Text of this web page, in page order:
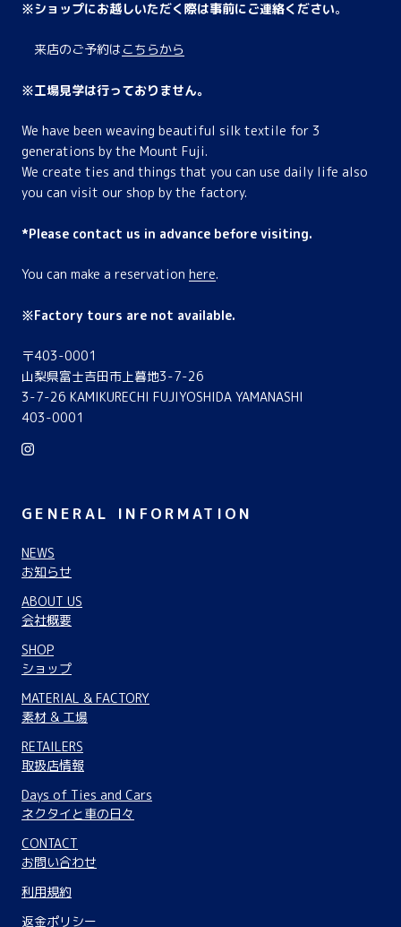
※ショップにお越しいただく際は事前にご連絡ください。
来店のご予約はこちらから
※工場見学は行っておりません。
We have been weaving beautiful silk textile for 3
generations by the Mount Fuji.
We create ties and things that you can use daily life also
you can visit our shop by the factory.
*Please contact us in advance before visiting.
You can make a reservation here.
※Factory tours are not available.
〒403-0001
山梨県富士吉田市上暮地3-7-26
3-7-26 KAMIKURECHI FUJIYOSHIDA YAMANASHI
403-0001
GENERAL INFORMATION
NEWS
お知らせ
ABOUT US
会社概要
SHOP
ショップ
MATERIAL & FACTORY
素材 & 工場
RETAILERS
取扱店情報
Days of Ties and Cars
ネクタイと車の日々
CONTACT
お問い合わせ
利用規約
返金ポリシー